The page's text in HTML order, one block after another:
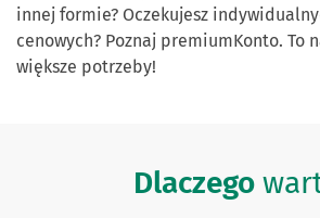
innej formie? Oczekujesz
cenowych? Poznaj premiumKonto. To
większe potrzeby!
Dlaczego